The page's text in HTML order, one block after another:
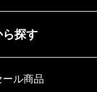
探す
ル商品